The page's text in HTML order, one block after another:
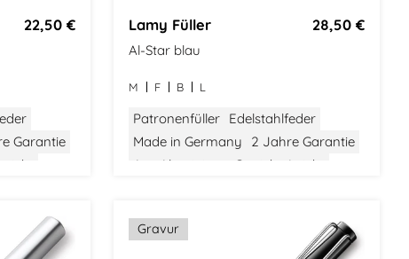
22,50 €
Garantie
Lamy Füller 28,50 €
Al-Star blau
M F B L
Patronenfüller Edelstahlfeder
Made in Germany
2 Jahre Garantie
Aus Aluminium
Gewicht: Leicht
Gravur